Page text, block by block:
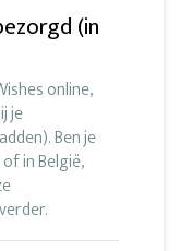
(in
online,
je
Ben je
in België,